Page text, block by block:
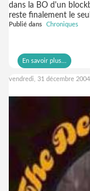
dans la BO d'un
reste finalement le
Publié dans Chroniques
En savoir plus...
vendredi, 31 décembre